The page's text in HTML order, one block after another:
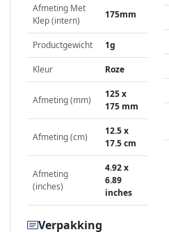
Afmeting Met
Klep (intern)
175mm
Productgewicht 1g
Kleur Roze
Afmeting (mm)
125 x
175 mm
Afmeting (cm)
12.5 x
17.5 cm
Afmeting
(inches)
4.92 x
6.89
inches
Verpakking